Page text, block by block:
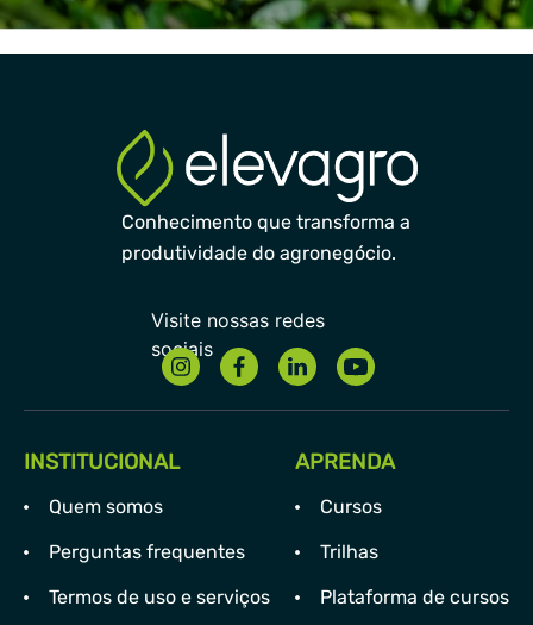
Conhecimento que transforma a
produtividade do agronegócio.
INSTITUCIONAL
Quem somos
Perguntas frequentes
Termos de uso e serviços
APRENDA
Cursos
Trilhas
Plataforma de cursos